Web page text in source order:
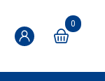
0